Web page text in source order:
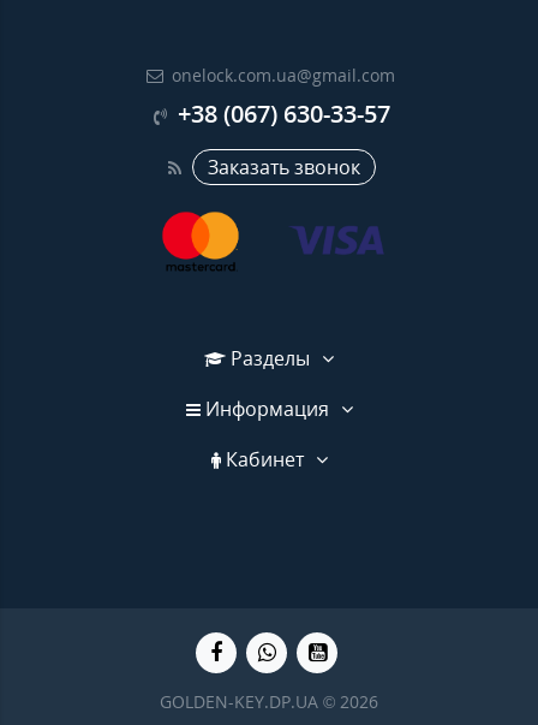
onelock.com.ua@gmail.com
+38 (067) 630-33-57
Заказать звонок
Разделы
Информация
Кабинет
GOLDEN-KEY.DP.UA © 2026